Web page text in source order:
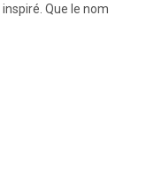
Que le nom